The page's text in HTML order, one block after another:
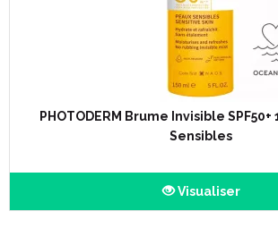
PHOTODERM Brume Invisible
Sensibles
Visualiser